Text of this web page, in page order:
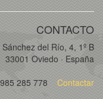
CONTACTO
del Río, 4, 1º B
33001 Oviedo · España
285 778
Contactar